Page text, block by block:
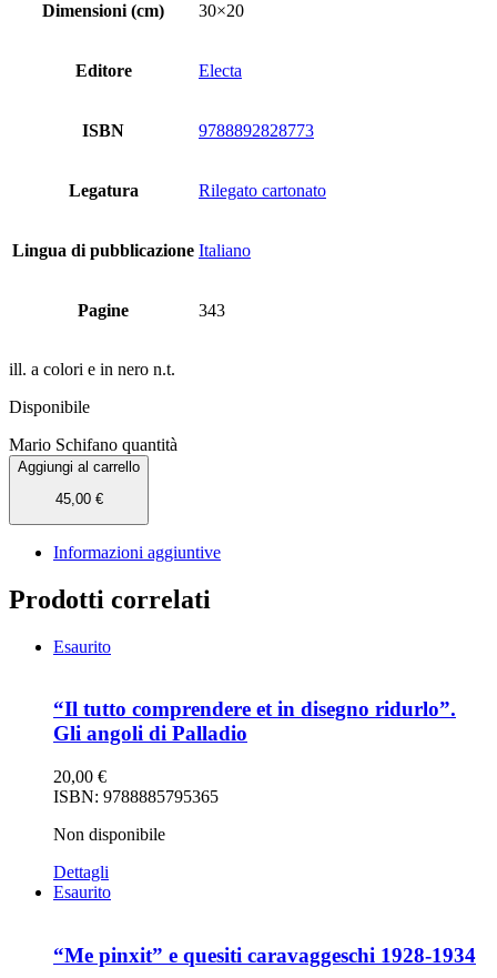
Dimensioni (cm) 30×20
Editore Electa
ISBN 9788892828773
Legatura Rilegato cartonato
Lingua di pubblicazione Italiano
Pagine 343
ill. a colori e in nero n.t.
Disponibile
Mario Schifano quantità
Aggiungi al carrello
45,00 €
Informazioni aggiuntive
Prodotti correlati
Esaurito
“Il tutto comprendere et in disegno ridurlo”.
Gli angoli di Palladio
20,00 €
ISBN: 9788885795365
Non disponibile
Dettagli
Esaurito
“Me pinxit” e quesiti caravaggeschi 1928-1934